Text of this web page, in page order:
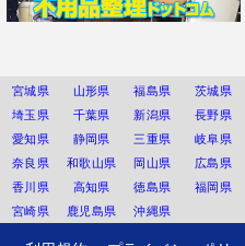
宮城県 山形県 福島県
茨城県
埼玉県 千葉県 新潟県
長野県
愛知県 静岡県 三重県
岐阜県
奈良県 和歌山県 岡山県
広島県
香川県 高知県 徳島県
福岡県
宮崎県 鹿児島県 沖縄県